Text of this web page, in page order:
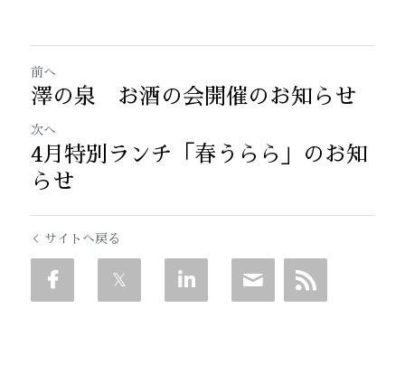
前へ
澤の泉 お酒の会開催のお知らせ
次へ
4月特別ランチ「春うらら」のお知
らせ
サイトへ戻る